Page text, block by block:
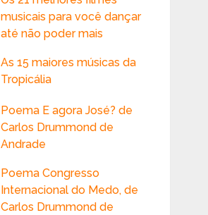
musicais para você dançar
até não poder mais
As 15 maiores músicas da
Tropicália
Poema E agora José? de
Carlos Drummond de
Andrade
Poema Congresso
Internacional do Medo, de
Carlos Drummond de